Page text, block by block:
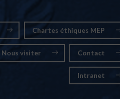
Chartes éthiques MEP
Nous visiter Contact
Intranet